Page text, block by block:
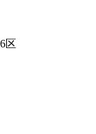
区